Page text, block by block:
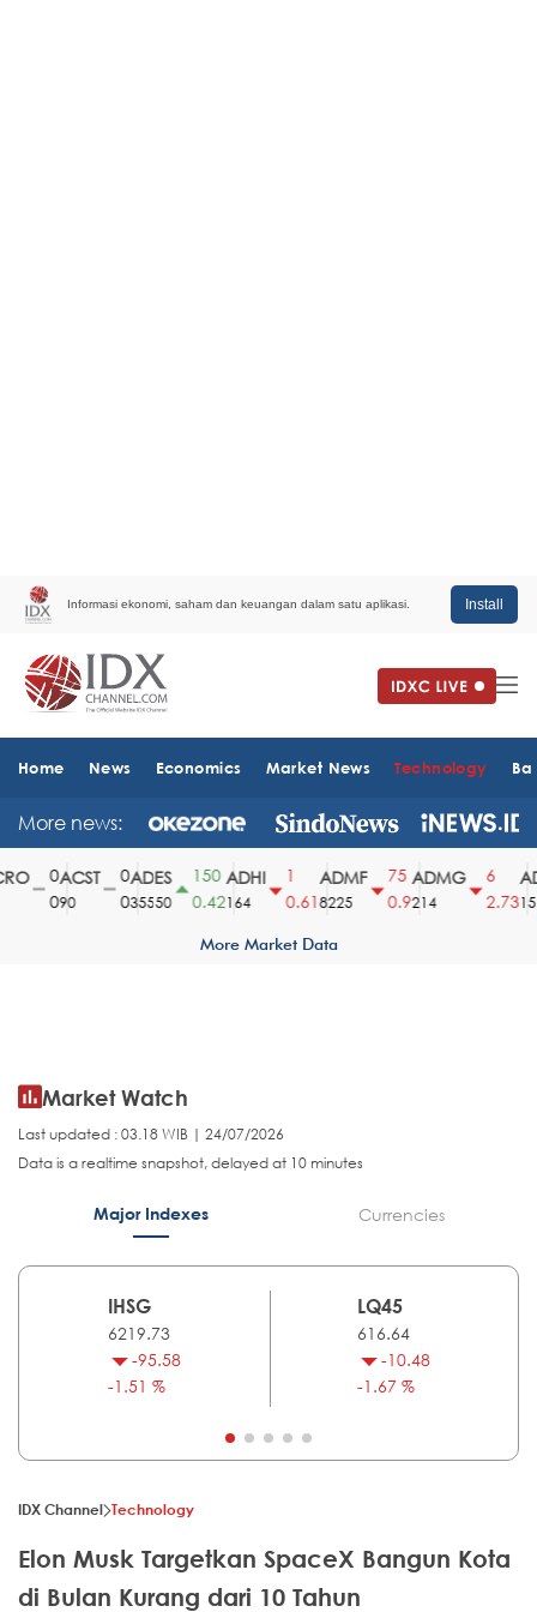
Informasi ekonomi, saham dan keuangan dalam satu aplikasi. Install
Home News Economics Market News Technology
More news:
ACST
90
ADES
35550
150
0.42
ADHI
164
0.61
ADMF
8225
75
0.9
ADMG
214
2.731510
More Market Data
Market Watch
Last updated : 03.18 WIB | 24/07/2026
Data is a realtime snapshot, delayed at 10 minutes
Major Indexes Currencies
IHSG
6219.73
-95.58
-1.51 %
LQ45
616.64
-10.48
-1.67 %
IDX Channel Technology
Elon Musk Targetkan SpaceX Bangun Kota
di Bulan Kurang dari 10 Tahun